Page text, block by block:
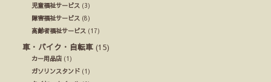
児童福祉サービス (3)
障害福祉サービス (8)
高齢者福祉サービス (17)
車・バイク・自転車 (15)
カー用品店 (1)
ガソリンスタンド (1)